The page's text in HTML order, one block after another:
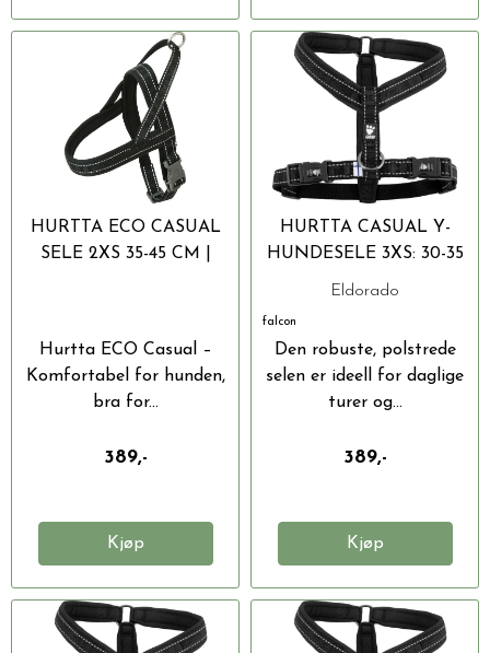
HURTTA ECO CASUAL
SELE 2XS 35-45 CM |
Hurtta ECO Casual –
Komfortabel for hunden,
bra for...
389,-
Kjøp
HURTTA CASUAL Y-
HUNDESELE 3XS: 30-35
CM
Eldorado
falcon
Den robuste, polstrede
selen er ideell for daglige
turer og...
389,-
Kjøp